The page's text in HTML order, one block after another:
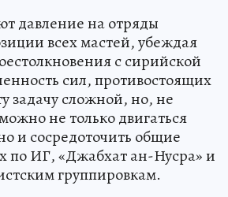
давление на отряды
всех мастей, убеждая
с сирийской
сил, противостоящих
задачу сложной, но, не
не только двигаться
и сосредоточить общие
по ИГ, «Джабхат ан-Нусра» и
группировкам.